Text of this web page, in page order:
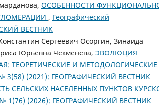
ОСОБЕННОСТИ
, Географический
ВЕСТНИК
Сергеевич Осоргин, Зинаида
Юрьевна Чекменева, ЭВОЛЮЦИЯ
ТЕОРЕТИЧЕСКИЕ И МЕТОДОЛОГИЧЕСКИЕ
№ 3(58) (2021): ГЕОГРАФИЧЕСКИЙ ВЕСТНИК
СЕЛЬСКИХ НАСЕЛЕННЫХ ПУНКТОВ
№ 1(76) (2026): ГЕОГРАФИЧЕСКИЙ ВЕСТНИК